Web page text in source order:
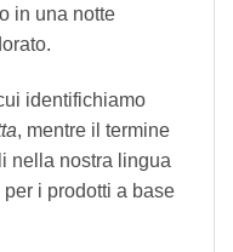
in una notte
identifichiamo
, mentre il termine
nella nostra lingua
i prodotti a base